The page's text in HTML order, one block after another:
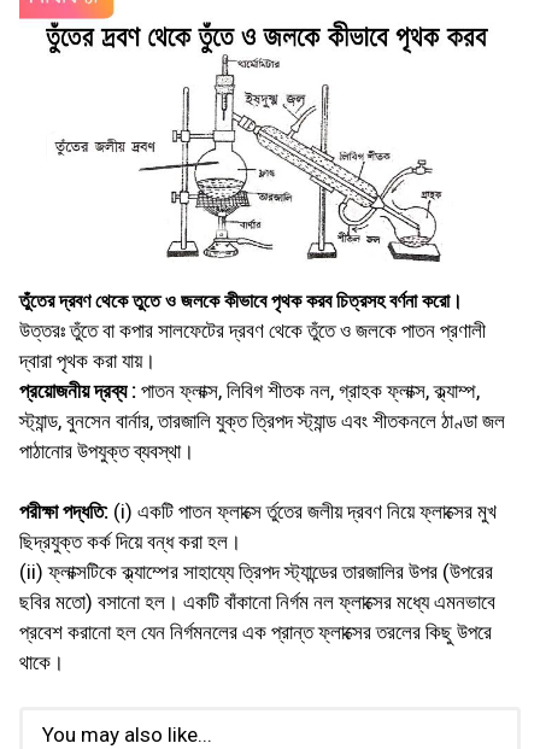
তুঁতের দ্রবণ থেকে তুতে ও জলকে কীভাবে পৃথক করব চিত্রসহ বর্ণনা করাে।
উত্তরঃ তুঁতে বা কপার সালফেটের দ্রবণ থেকে তুঁতে ও জলকে পাতন প্রণালী
দ্বারা পৃথক করা যায়।
প্রয়ােজনীয় দ্রব্য : পাতন ফ্লাক্স, লিবিগ শীতক নল, গ্রাহক ফ্লাক্স, ক্ল্যাম্প,
স্ট্যান্ড, বুনসেন বার্নার, তারজালি যুক্ত ত্রিপদ স্ট্যান্ড এবং শীতকনলে ঠাণ্ডা জল
পাঠানাের উপযুক্ত ব্যবস্থা।
পরীক্ষা পদ্ধতি: (i) একটি পাতন ফ্লাক্সে র্তুতের জলীয় দ্রবণ নিয়ে ফ্লাক্সের মুখ
ছিদ্রযুক্ত কর্ক দিয়ে বন্ধ করা হল।
(ii) ফ্লাক্সটিকে ক্ল্যাম্পের সাহায্যে ত্রিপদ স্ট্যান্ডের তারজালির উপর (উপরের
ছবির মতাে) বসানাে হল। একটি বাঁকানাে নির্গম নল ফ্লাক্সের মধ্যে এমনভাবে
প্রবেশ করানাে হল যেন নির্গমনলের এক প্রান্ত ফ্লাক্সের তরলের কিছু উপরে
থাকে।
You may also like...